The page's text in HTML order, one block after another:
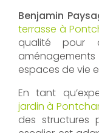
Benjamin
terrasse à
qualité pour
espaces de vie
En tant
jardin à
des structures